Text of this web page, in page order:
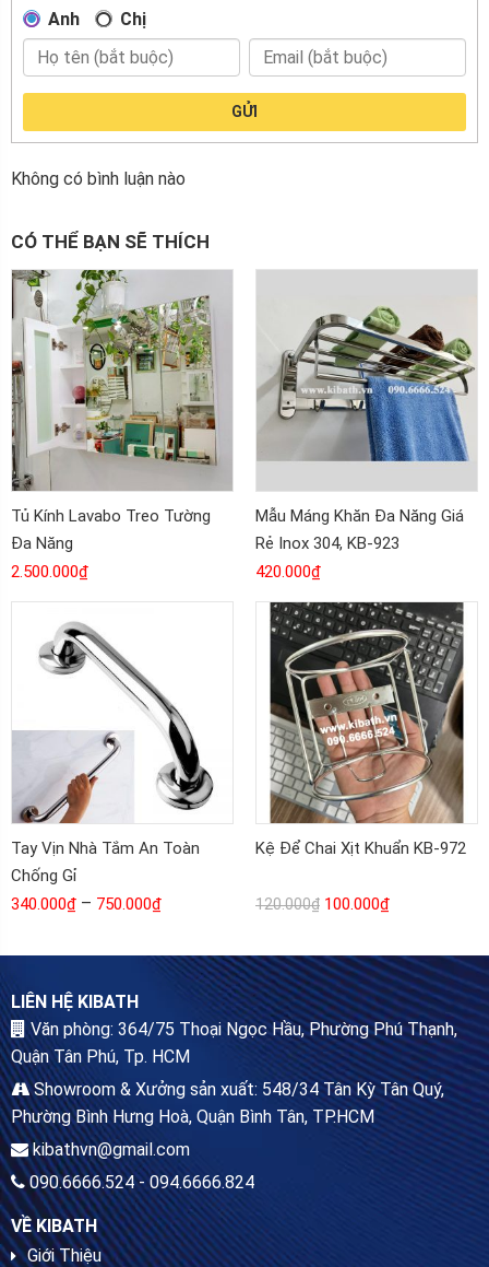
Anh Chị
GỬI
Không có bình luận nào
CÓ THỂ BẠN SẼ THÍCH
Tủ Kính Lavabo Treo Tường
Đa Năng
2.500.000₫
Mẫu Máng Khăn Đa Năng Giá
Rẻ Inox 304, KB-923
420.000₫
Tay Vịn Nhà Tắm An Toàn
Chống Gỉ
340.000₫ – 750.000₫
Kệ Để Chai Xịt Khuẩn KB-972
120.000₫ 100.000₫
LIÊN HỆ KIBATH
Văn phòng: 364/75 Thoại Ngọc Hầu, Phường Phú Thạnh,
Quận Tân Phú, Tp. HCM
Showroom & Xưởng sản xuất: 548/34 Tân Kỳ Tân Quý,
Phường Bình Hưng Hoà, Quận Bình Tân, TP.HCM
kibathvn@gmail.com
090.6666.524 - 094.6666.824
VỀ KIBATH
Giới Thiệu